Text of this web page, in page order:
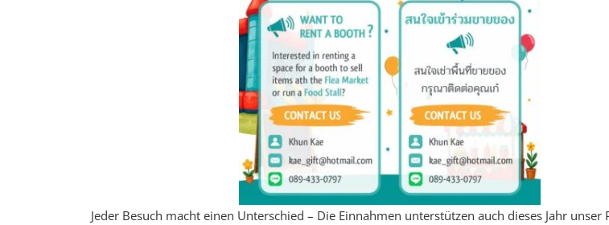
Jeder Besuch macht einen Unterschied – Die Einnahmen unterstützen auch dieses Jahr unser